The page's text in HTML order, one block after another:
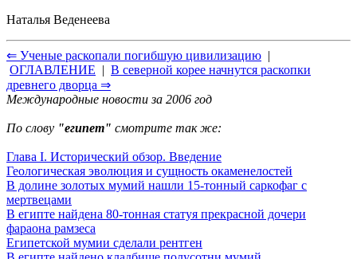
Наталья Веденеева
⇐ Ученые раскопали погибшую цивилизацию |
ОГЛАВЛЕНИЕ | В северной корее начнутся раскопки
древнего дворца ⇒
Международные новости за 2006 год
По слову "египет" смотрите так же:
Глава I. Исторический обзор. Введение
Геологическая эволюция и сущность окаменелостей
В долине золотых мумий нашли 15-тонный саркофаг с
мертвецами
В египте найдена 80-тонная статуя прекрасной дочери
фараона рамзеса
Египетской мумии сделали рентген